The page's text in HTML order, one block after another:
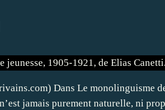
Dans Le monolinguisme
jamais purement naturelle, ni